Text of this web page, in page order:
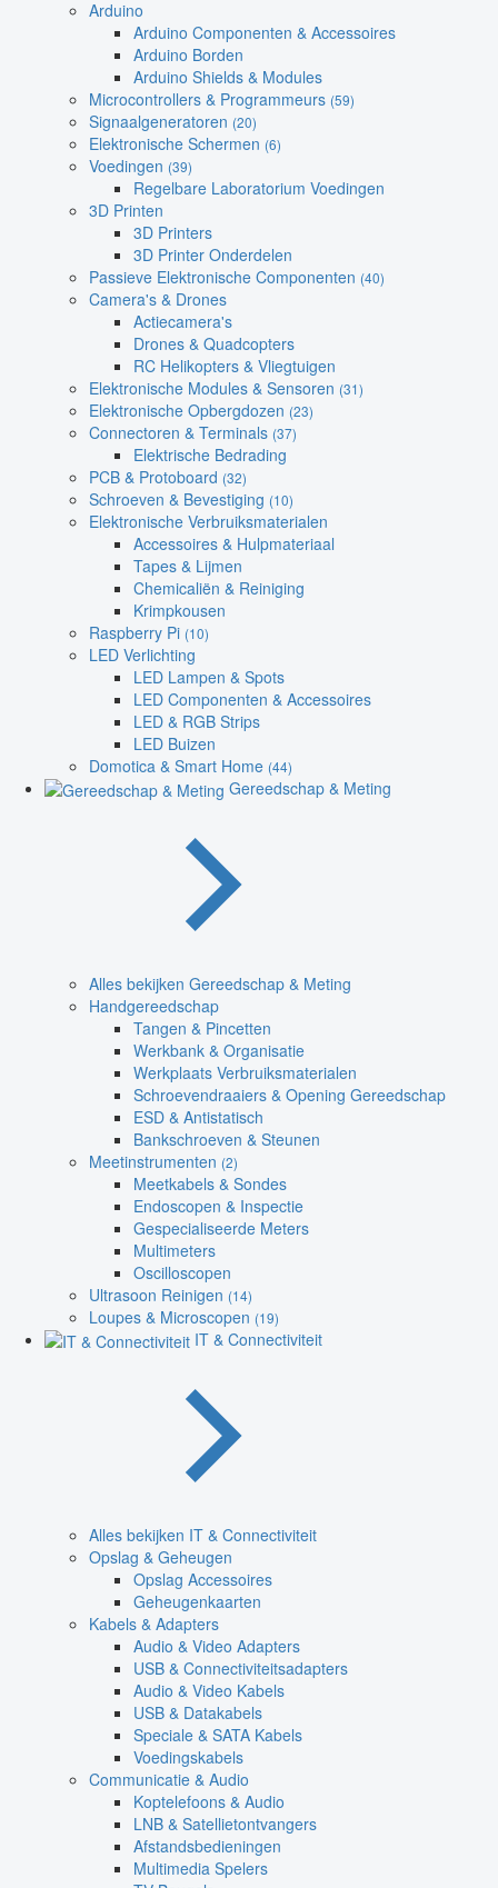
Arduino
Arduino Componenten & Accessoires
Arduino Borden
Arduino Shields & Modules
Microcontrollers & Programmeurs (59)
Signaalgeneratoren (20)
Elektronische Schermen (6)
Voedingen (39)
Regelbare Laboratorium Voedingen
3D Printen
3D Printers
3D Printer Onderdelen
Passieve Elektronische Componenten (40)
Camera's & Drones
Actiecamera's
Drones & Quadcopters
RC Helikopters & Vliegtuigen
Elektronische Modules & Sensoren (31)
Elektronische Opbergdozen (23)
Connectoren & Terminals (37)
Elektrische Bedrading
PCB & Protoboard (32)
Schroeven & Bevestiging (10)
Elektronische Verbruiksmaterialen
Accessoires & Hulpmateriaal
Tapes & Lijmen
Chemicaliën & Reiniging
Krimpkousen
Raspberry Pi (10)
LED Verlichting
LED Lampen & Spots
LED Componenten & Accessoires
LED & RGB Strips
LED Buizen
Domotica & Smart Home (44)
Gereedschap & Meting
Alles bekijken Gereedschap & Meting
Handgereedschap
Tangen & Pincetten
Werkbank & Organisatie
Werkplaats Verbruiksmaterialen
Schroevendraaiers & Opening Gereedschap
ESD & Antistatisch
Bankschroeven & Steunen
Meetinstrumenten (2)
Meetkabels & Sondes
Endoscopen & Inspectie
Gespecialiseerde Meters
Multimeters
Oscilloscopen
Ultrasoon Reinigen (14)
Loupes & Microscopen (19)
IT & Connectiviteit
Alles bekijken IT & Connectiviteit
Opslag & Geheugen
Opslag Accessoires
Geheugenkaarten
Kabels & Adapters
Audio & Video Adapters
USB & Connectiviteitsadapters
Audio & Video Kabels
USB & Datakabels
Speciale & SATA Kabels
Voedingskabels
Communicatie & Audio
Koptelefoons & Audio
LNB & Satellietontvangers
Afstandsbedieningen
Multimedia Spelers